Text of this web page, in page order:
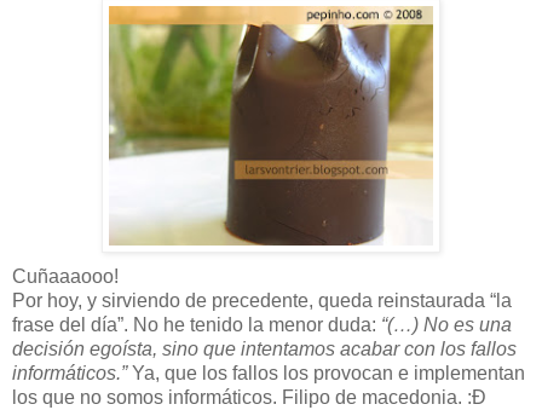
Cuñaaaooo!
Por hoy, y sirviendo de precedente, queda reinstaurada “la
frase del día”. No he tenido la menor duda: “(…) No es una
decisión egoísta, sino que intentamos acabar con los fallos
informáticos.”Ya, que los fallos los provocan e implementan
los que no somos informáticos. Filipo de macedonia. :Đ